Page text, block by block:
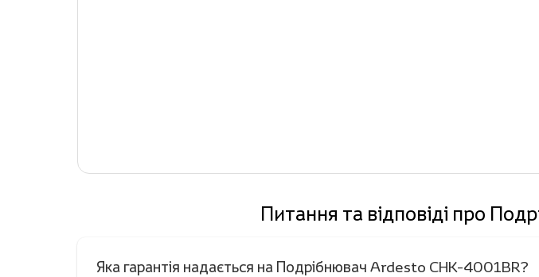
Питання та відповіді про
Яка гарантія надається на Подрібнювач Ardesto CHK-4001BR?